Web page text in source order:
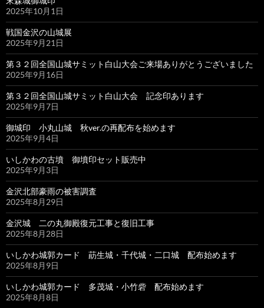
2025年10月1日
戦国金沢の山城展
2025年9月21日
第３２回全国山城サミット白山大会ご来場ありがとうございました
2025年9月16日
第３２回全国山城サミット白山大会 記念印あります
2025年9月7日
御城印 小丸山城 秋ver.の再配布を始めます
2025年9月4日
いしかわの古墳 御墳印セット販売中
2025年9月3日
金沢北部豪雨の被害調査
2025年8月29日
金沢城 二の丸御殿復元工事と復旧工事
2025年8月28日
いしかわ城郭カード 莇生城・千代城・二口城 配布始めます
2025年8月9日
いしかわ城郭カード 多茂城・小竹砦 配布始めます
2025年8月8日